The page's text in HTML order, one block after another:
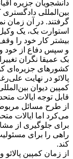
دانشجویان جزیره
گرفتند. در آن زمان
استوارت بک، یک
بیشتر کار خود را
و سپس دفاع از خود
بک عمیقا نگران
کشورهای جزیره‌ای
پالائو در نهایت
کمپین دیوان
قابل توجه ایالات
از طرح مسائل
می‌کرد اما ایالات
برای جلوگیری از
راهی را برای
کند.